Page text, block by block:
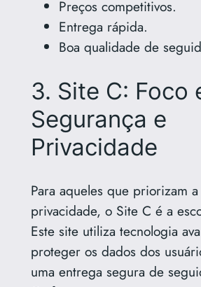
Preços competitivos.
Entrega rápida.
Boa qualidade de
3. Site C: Foco
Segurança e
Privacidade
Para aqueles que priorizam
privacidade, o Site C é a
Este site utiliza tecnologia
proteger os dados dos
uma entrega segura de